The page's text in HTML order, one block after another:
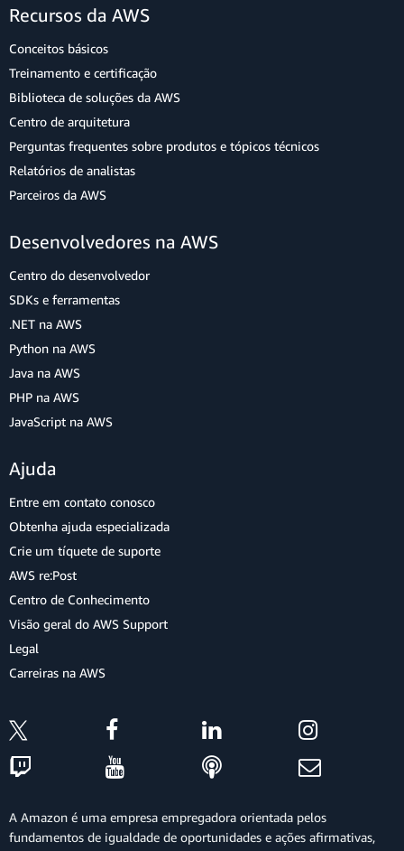
Recursos da AWS
Conceitos básicos
Treinamento e certificação
Biblioteca de soluções da AWS
Centro de arquitetura
Perguntas frequentes sobre produtos e tópicos técnicos
Relatórios de analistas
Parceiros da AWS
Desenvolvedores na AWS
Centro do desenvolvedor
SDKs e ferramentas
.NET na AWS
Python na AWS
Java na AWS
PHP na AWS
JavaScript na AWS
Ajuda
Entre em contato conosco
Obtenha ajuda especializada
Crie um tíquete de suporte
AWS re:Post
Centro de Conhecimento
Visão geral do AWS Support
Legal
Carreiras na AWS
A Amazon é uma empresa empregadora orientada pelos
fundamentos de igualdade de oportunidades e ações afirmativas,